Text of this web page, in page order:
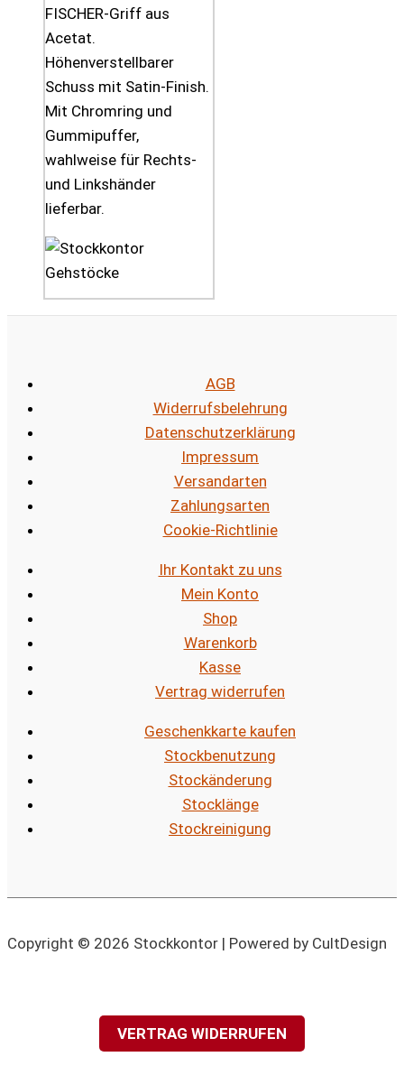
FISCHER-Griff aus
Acetat.
Höhenverstellbarer
Schuss mit Satin-Finish.
Mit Chromring und
Gummipuffer,
wahlweise für Rechts-
und Linkshänder
lieferbar.
AGB
Widerrufsbelehrung
Datenschutzerklärung
Impressum
Versandarten
Zahlungsarten
Cookie-Richtlinie
Ihr Kontakt zu uns
Mein Konto
Shop
Warenkorb
Kasse
Vertrag widerrufen
Geschenkkarte kaufen
Stockbenutzung
Stockänderung
Stocklänge
Stockreinigung
Copyright © 2026 Stockkontor | Powered by CultDesign
VERTRAG WIDERRUFEN